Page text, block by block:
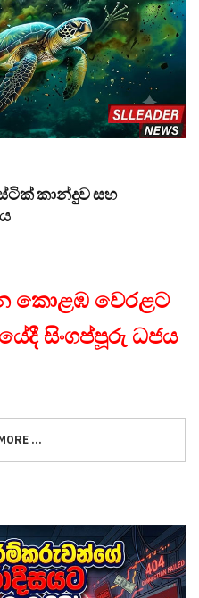
කාන්දුව සහ
කොළඹ වෙරළට
සිංගප්පූරු ධජය
...